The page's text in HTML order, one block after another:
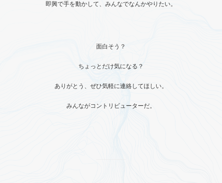
即興で手を動かして、みんなでなんかやりたい。
面白そう？
ちょっとだけ気になる？
ありがとう、ぜひ気軽に連絡してほしい。
みんながコントリビューターだ。